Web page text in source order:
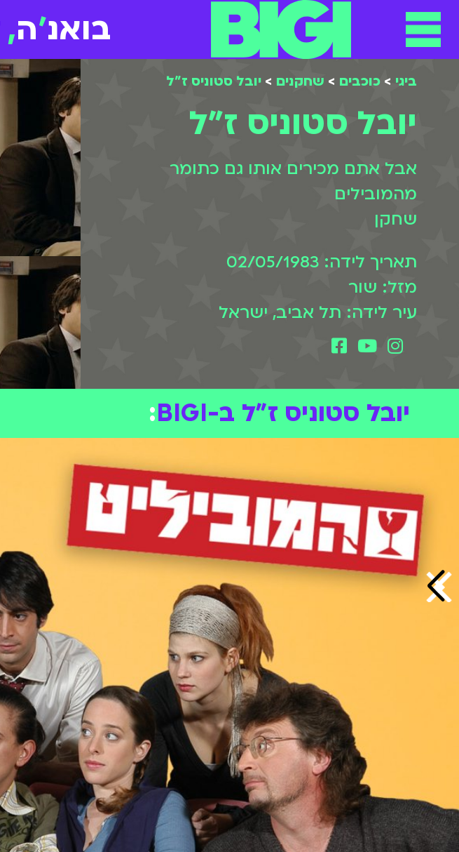
לתוכן
תפריט בואנ'ה,
ביגי > כוכבים > שחקנים > יובל סטוניס ז"ל
יובל סטוניס ז"ל
אבל אתם מכירים אותו גם כתומר
מהמובילים
שחקן
תאריך לידה: 02/05/1983
מזל: שור
עיר לידה: תל אביב, ישראל
יובל סטוניס ז"ל ב-BIGI :